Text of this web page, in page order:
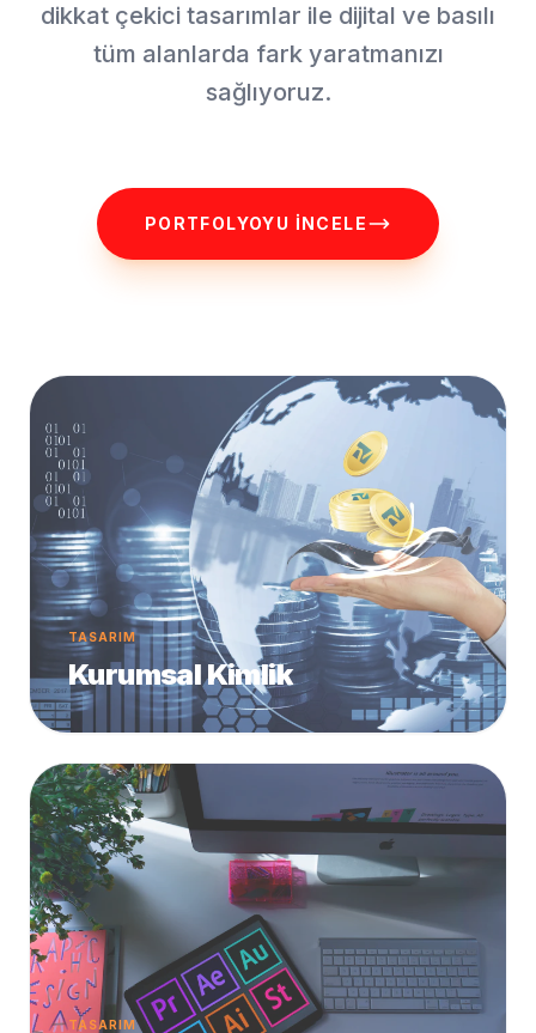
dikkat çekici tasarımlar ile dijital ve basılı
tüm alanlarda fark yaratmanızı
sağlıyoruz.
PORTFOLYOYU İNCELE
TASARIM
Kurumsal Kimlik
TASARIM